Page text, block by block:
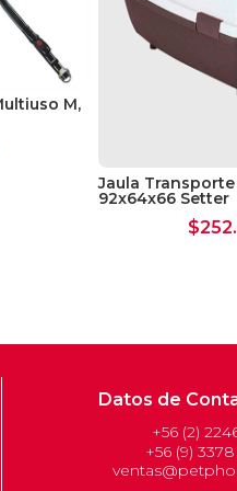
M,
Jaula Transporte
92x64x66 Setter
$
Datos de
+56 (2)
+56 (9) 3378